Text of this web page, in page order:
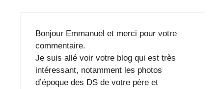
Bonjour Emmanuel et merci pour votre
commentaire.
Je suis allé voir votre blog qui est très
intéressant, notamment les photos
d’époque des DS de votre père et